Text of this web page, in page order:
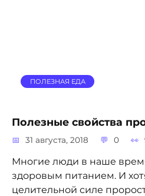
ПОЛЕЗНАЯ ЕДА
Полезные свойства
31 августа, 2018 0
Многие люди в наше
здоровым питанием. И
целительной силе